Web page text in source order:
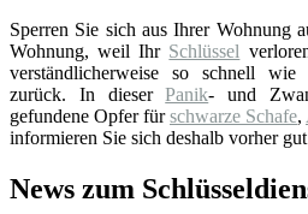
Sperren Sie sich aus Ihrer Wohnung
Wohnung, weil Ihr Schlüssel
verständlicherweise so schnell
zurück. In dieserPanik- und
gefundene Opfer fürschwarze Schafe,
informieren Sie sich deshalb vorher
News zum